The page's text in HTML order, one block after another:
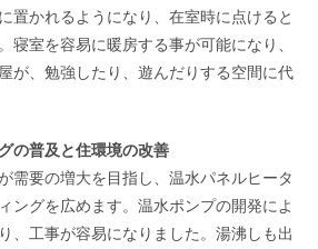
置かれるようになり、在室時に点けると
寝室を容易に暖房する事が可能になり、
が、勉強したり、遊んだりする空間に代
の普及と住環境の改善
需要の増大を目指し、温水パネルヒータ
ングを広めます。温水ポンプの開発によ
、工事が容易になりました。湯沸しも出